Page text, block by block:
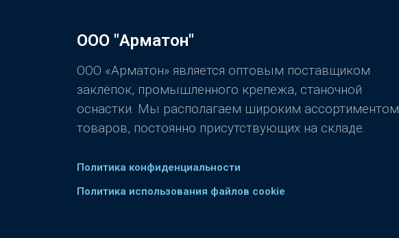
ООО "Арматон"
ООО «Арматон» является оптовым поставщиком
заклёпок, промышленного крепежа, станочной
оснастки. Мы располагаем широким ассортиментом
товаров, постоянно присутствующих на складе.
Политика конфиденциальности
Политика использования файлов cookie